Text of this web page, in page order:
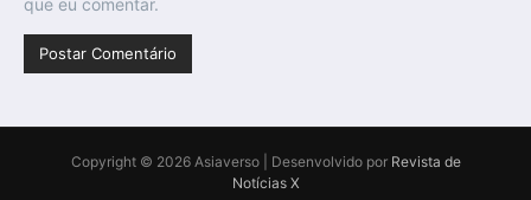
que eu comentar.
Copyright © 2026 Asiaverso | Desenvolvido por Revista de
Notícias X